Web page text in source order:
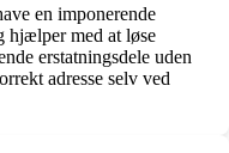
en imponerende
hjælper med at løse
erstatningsdele uden
adresse selv ved